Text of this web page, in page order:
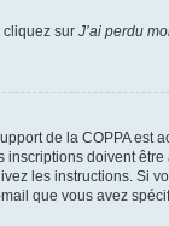
cliquez sur J’ai perdu
de la COPPA est
doivent
les instructions. Si
que vous avez